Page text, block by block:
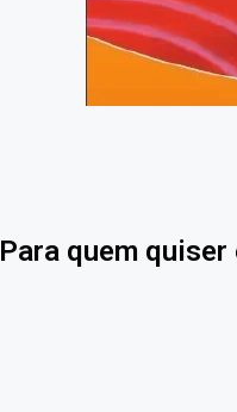
Para quem